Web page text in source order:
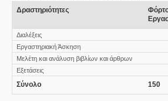
Δραστηριότητες
Διαλέξεις
Εργαστηριακή Άσκηση
Μελέτη και ανάλυση βιβλίων και άρθρων
Εξετάσεις
Σύνολο 150